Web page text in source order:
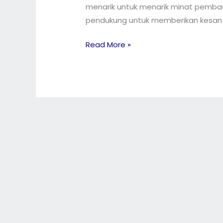
menarik untuk menarik minat
pendukung untuk memberikan
Read More »